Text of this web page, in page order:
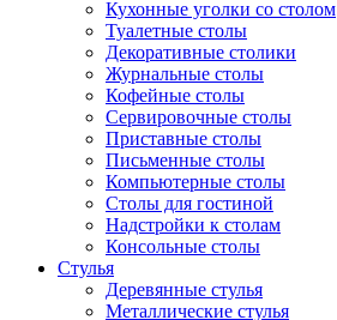
Кухонные уголки со столом
Туалетные столы
Декоративные столики
Журнальные столы
Кофейные столы
Сервировочные столы
Приставные столы
Письменные столы
Компьютерные столы
Столы для гостиной
Надстройки к столам
Консольные столы
Стулья
Деревянные стулья
Металлические стулья